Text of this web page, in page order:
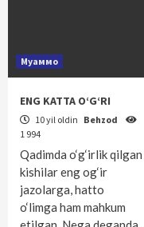
Муаммо
ENG KATTA O‘G‘RI
10 yil oldin Behzod
1 994
Qadimda o‘g‘irlik qilgan
kishilar eng og‘ir
jazolarga, hatto
o‘limga ham mahkum